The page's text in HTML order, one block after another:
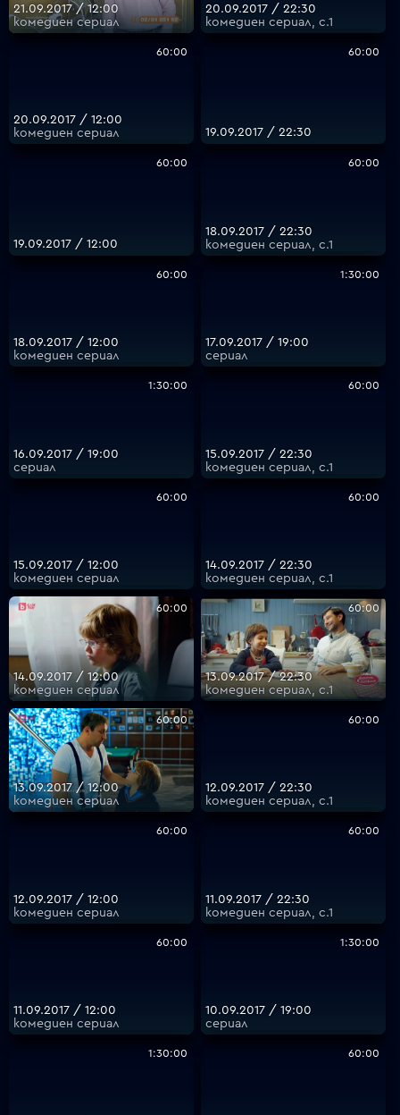
21.09.2017 / 12:00
комедиен сериал
20.09.2017 / 22:30
комедиен сериал, с.1
60:00
20.09.2017 / 12:00
комедиен сериал
60:00
19.09.2017 / 22:30
60:00
19.09.2017 / 12:00
60:00
18.09.2017 / 22:30
комедиен сериал, с.1
60:00
18.09.2017 / 12:00
комедиен сериал
1:30:00
17.09.2017 / 19:00
сериал
1:30:00
16.09.2017 / 19:00
сериал
60:00
15.09.2017 / 22:30
комедиен сериал, с.1
60:00
15.09.2017 / 12:00
комедиен сериал
60:00
14.09.2017 / 22:30
комедиен сериал, с.1
60:00
14.09.2017 / 12:00
комедиен сериал
60:00
13.09.2017 / 22:30
комедиен сериал, с.1
60:00
13.09.2017 / 12:00
комедиен сериал
60:00
12.09.2017 / 22:30
комедиен сериал, с.1
60:00
12.09.2017 / 12:00
комедиен сериал
60:00
11.09.2017 / 22:30
комедиен сериал, с.1
60:00
11.09.2017 / 12:00
комедиен сериал
1:30:00
10.09.2017 / 19:00
сериал
1:30:00 60:00